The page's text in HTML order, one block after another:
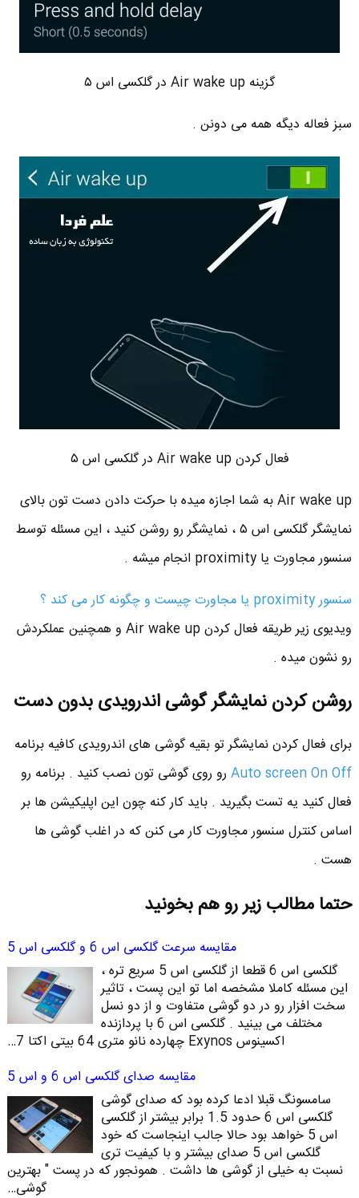
گزینه Air wake up در گلکسی اس ۵
سبز فعاله دیگه همه می دونن .
فعال کردن Air wake up در گلکسی اس ۵
Air wake up به شما اجازه میده با حرکت دادن دست تون بالای
نمایشگر گلکسی اس ۵ ، نمایشگر رو روشن کنید ، این مسئله توسط
سنسور مجاورت یا proximity انجام میشه .
سنسور proximity یا مجاورت چیست و چگونه کار می کند ؟
ویدیوی زیر طریقه فعال کردن Air wake up و همچنین عملکردش
رو نشون میده .
روشن کردن نمایشگر گوشی اندرویدی بدون دست
برای فعال کردن نمایشگر تو بقیه گوشی های اندرویدی کافیه برنامه
Auto screen On Offرو روی گوشی تون نصب کنید . برنامه رو
فعال کنید یه تست بگیرید . باید کار کنه چون این اپلیکیشن ها بر
اساس کنترل سنسور مجاورت کار می کنن که در اغلب گوشی ها
هست .
حتما مطالب زیر رو هم بخونید
مقایسه سرعت گلکسی اس 6 و گلکسی اس 5
گلکسی اس 6 قطعا از گلکسی اس 5 سریع تره ،
این مسئله کاملا مشخصه اما تو این پست ، تاثیر
سخت افزار رو در دو گوشی متفاوت و از دو نسل
مختلف می بینید . گلکسی اس 6 با پردازنده
اکسینوس Exynos چهارده نانو متری 64 بیتی اکتا 7…
مقایسه صدای گلکسی اس 6 و اس 5
سامسونگ قبلا ادعا کرده بود که صدای گوشی
گلکسی اس 6 حدود 1.5 برابر بیشتر از گلکسی
اس 5 خواهد بود حالا جالب اینجاست که خود
گلکسی اس 5 صدای بیشتر و با کیفیت تری
نسبت به خیلی از گوشی ها داشت . همونجور که در پست " بهترین
گوشی…